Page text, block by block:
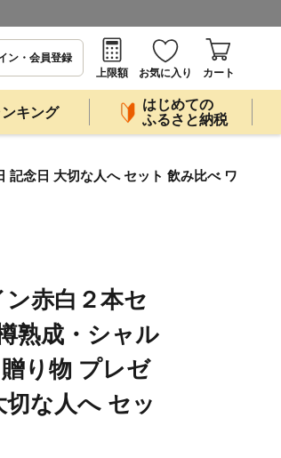
ン・会員登録
上限額
お気に入り カート
キング
はじめての
ふるさと納税
記念日 大切な人へ セット 飲み比べ ワ
ン赤白２本セ
熟成・シャル
り物 プレゼ
な人へ セッ